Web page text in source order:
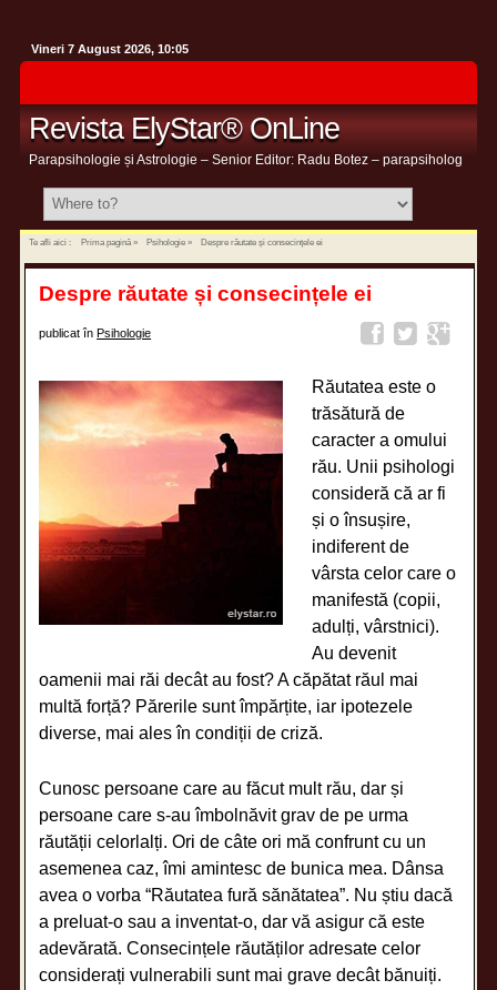
Vineri 7 August 2026, 10:05
Revista ElyStar® OnLine
Parapsihologie și Astrologie – Senior Editor: Radu Botez – parapsiholog
Te afli aici : Prima pagină» Psihologie» Despre răutate și consecințele ei
Despre răutate și consecințele ei
publicat înPsihologie
Răutatea este o
trăsătură de
caracter a omului
rău. Unii psihologi
consideră că ar fi
și o însușire,
indiferent de
vârsta celor care o
manifestă (copii,
adulți, vârstnici).
Au devenit
oamenii mai răi decât au fost? A căpătat răul mai
multă forță? Părerile sunt împărțite, iar ipotezele
diverse, mai ales în condiții de criză.
Cunosc persoane care au făcut mult rău, dar și
persoane care s-au îmbolnăvit grav de pe urma
răutății celorlalți. Ori de câte ori mă confrunt cu un
asemenea caz, îmi amintesc de bunica mea. Dânsa
avea o vorba “Răutatea fură sănătatea”. Nu știu dacă
a preluat-o sau a inventat-o, dar vă asigur că este
adevărată. Consecințele răutăților adresate celor
considerați vulnerabili sunt mai grave decât bănuiți.